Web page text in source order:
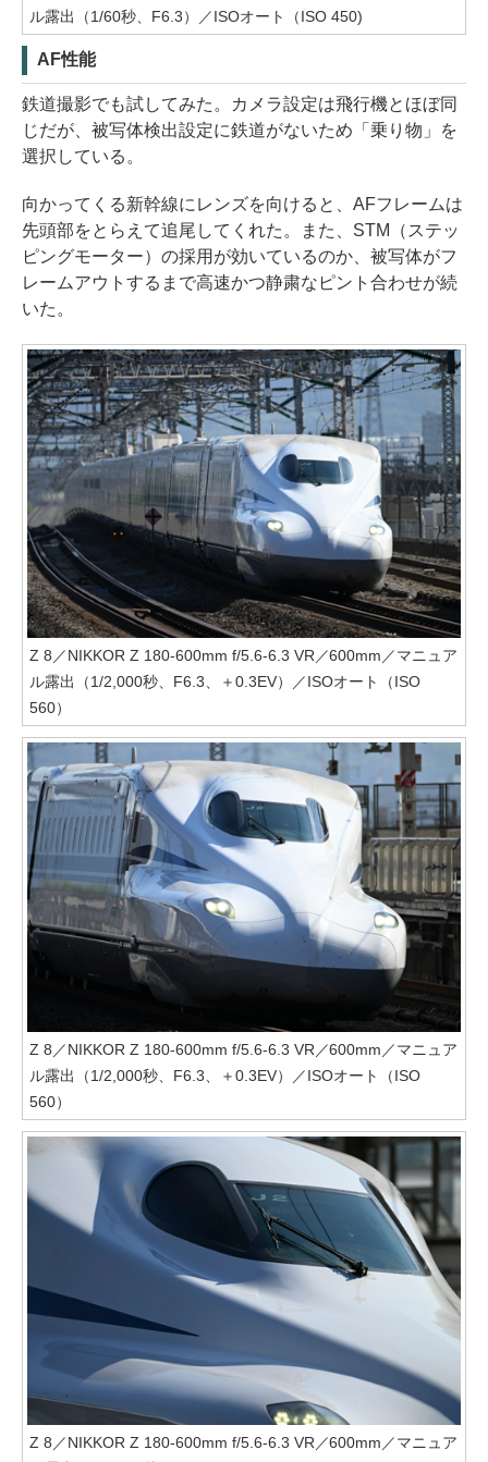
ル露出（1/60秒、F6.3）／ISOオート（ISO 450)
AF性能
鉄道撮影でも試してみた。カメラ設定は飛行機とほぼ同
じだが、被写体検出設定に鉄道がないため「乗り物」を
選択している。
向かってくる新幹線にレンズを向けると、AFフレームは
先頭部をとらえて追尾してくれた。また、STM（ステッ
ピングモーター）の採用が効いているのか、被写体がフ
レームアウトするまで高速かつ静粛なピント合わせが続
いた。
Z 8／NIKKOR Z 180-600mm f/5.6-6.3 VR／600mm／マニュア
ル露出（1/2,000秒、F6.3、＋0.3EV）／ISOオート（ISO
560）
Z 8／NIKKOR Z 180-600mm f/5.6-6.3 VR／600mm／マニュア
ル露出（1/2,000秒、F6.3、＋0.3EV）／ISOオート（ISO
560）
Z 8／NIKKOR Z 180-600mm f/5.6-6.3 VR／600mm／マニュア